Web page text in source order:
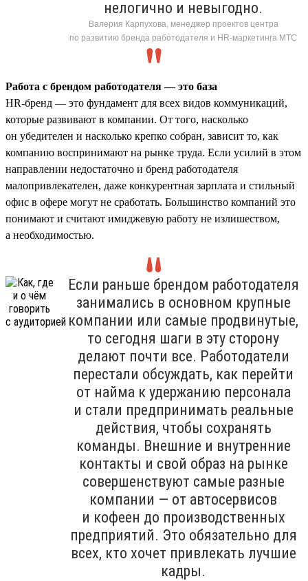
нелогично и невыгодно.
Валерия Карпухова, менеджер проектов центра
по развитию бренда работодателя и HR-маркетинга МТС
Работа с брендом работодателя — это база
HR-бренд — это фундамент для всех видов коммуникаций,
которые развивают в компании. От того, насколько
он убедителен и насколько крепко собран, зависит то, как
компанию воспринимают на рынке труда. Если усилий в этом
направлении недостаточно и бренд работодателя
малопривлекателен, даже конкурентная зарплата и стильный
офис в офере могут не сработать. Большинство компаний это
понимают и считают имиджевую работу не излишеством,
а необходимостью.
Если раньше брендом работодателя
занимались в основном крупные
компании или самые продвинутые,
то сегодня шаги в эту сторону
делают почти все. Работодатели
перестали обсуждать, как перейти
от найма к удержанию персонала
и стали предпринимать реальные
действия, чтобы сохранять
команды. Внешние и внутренние
контакты и свой образ на рынке
совершенствуют самые разные
компании — от автосервисов
и кофеен до производственных
предприятий. Это обязательно для
всех, кто хочет привлекать лучшие
кадры.